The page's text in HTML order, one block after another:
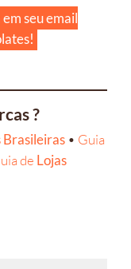
seu email
?
• Guia
de Lojas